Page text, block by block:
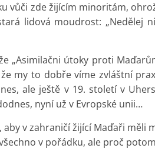
vůči zde žijícím minoritám,
lidová moudrost: „Nedělej
„Asimilačni útoky proti
my to dobře víme zvláštní
ale ještě v 19. století v
nyní už v Evropské unii…
v zahraničí žijící Maďaři měli
v pořádku, ale proč